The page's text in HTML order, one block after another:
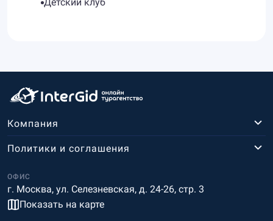
Компания
ОФИС
г. Москва, ул. Селезневская, д. 24-26, стр. 3
Показать на карте
Политики и соглашения